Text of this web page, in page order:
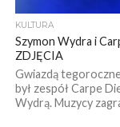
KULTURA
Szymon Wydra i
ZDJĘCIA
Gwiazdą
był zespół Carpe
Wydrą. Muzycy